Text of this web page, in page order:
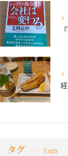
タグ Tags